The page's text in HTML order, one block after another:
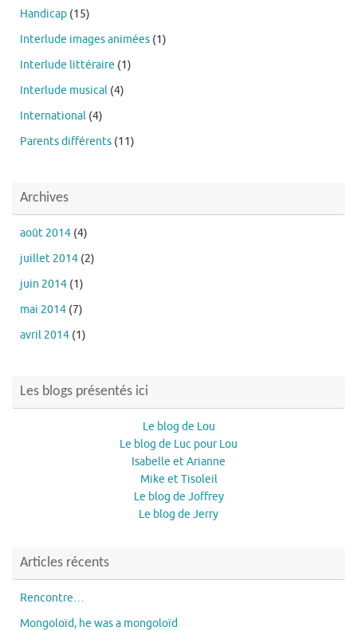
Handicap (15)
Interlude images animées (1)
Interlude littéraire (1)
Interlude musical (4)
International (4)
Parents différents (11)
Archives
août 2014 (4)
juillet 2014 (2)
juin 2014 (1)
mai 2014 (7)
avril 2014 (1)
Les blogs présentés ici
Le blog de Lou
Le blog de Luc pour Lou
Isabelle et Arianne
Mike et Tisoleil
Le blog de Joffrey
Le blog de Jerry
Articles récents
Rencontre…
Mongoloïd, he was a mongoloïd